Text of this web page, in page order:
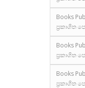
Books
ප්‍රකාශිත
Books
ප්‍රකාශිත
Books
ප්‍රකාශිත